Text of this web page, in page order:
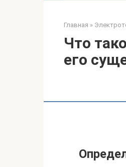
Главная »
Что
его